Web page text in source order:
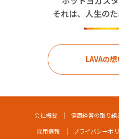
それは、人生のた
LAVAの
会社概要 健康経営の取り組
採用情報
プライバシーポ